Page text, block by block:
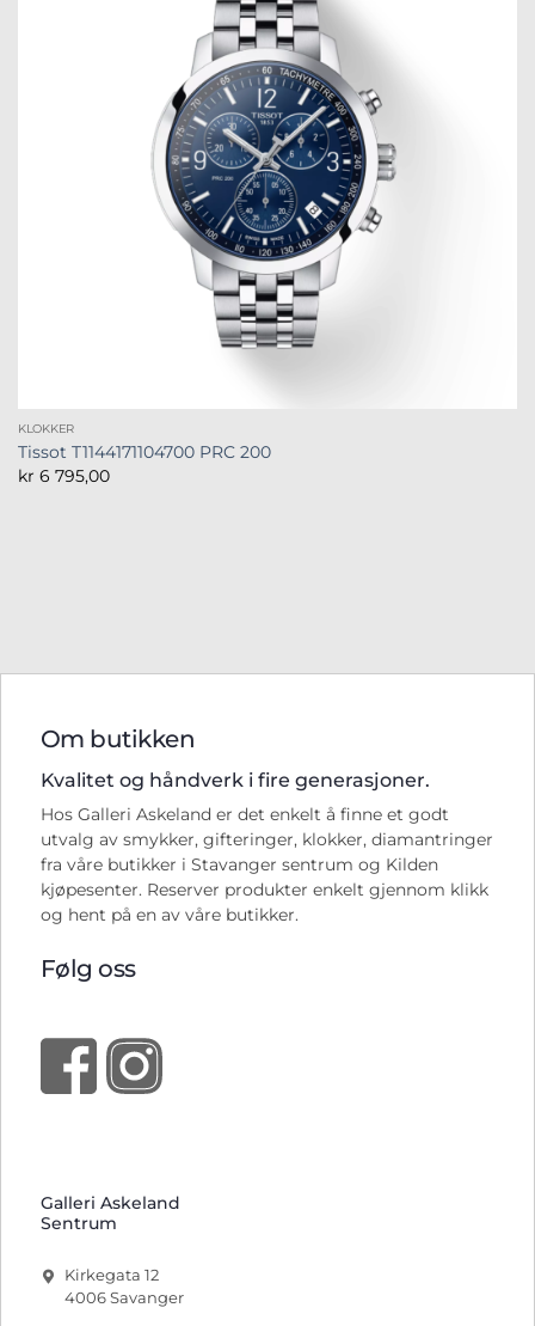
KLOKKER
Tissot T1144171104700 PRC 200
kr 6 795,00
Om butikken
Kvalitet og håndverk i fire generasjoner.
Hos Galleri Askeland er det enkelt å finne et godt
utvalg av smykker, gifteringer, klokker, diamantringer
fra våre butikker i Stavanger sentrum og Kilden
kjøpesenter. Reserver produkter enkelt gjennom klikk
og hent på en av våre butikker.
Følg oss
Galleri Askeland
Sentrum
Kirkegata 12
4006 Savanger